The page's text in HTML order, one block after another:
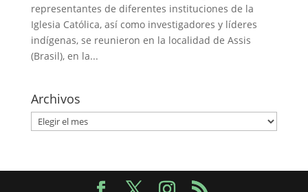
representantes de diferentes instituciones de la
Iglesia Católica, así como investigadores y líderes
indígenas, se reunieron en la localidad de Assis
(Brasil), en la...
Archivos
Archivos